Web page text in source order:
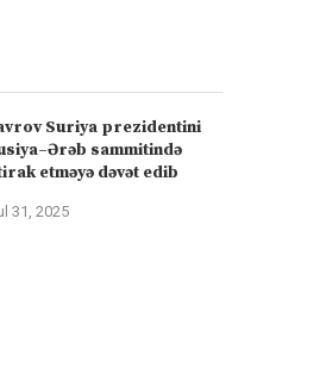
Suriya prezidentini
sammitində
etməyə dəvət edib
31, 2025